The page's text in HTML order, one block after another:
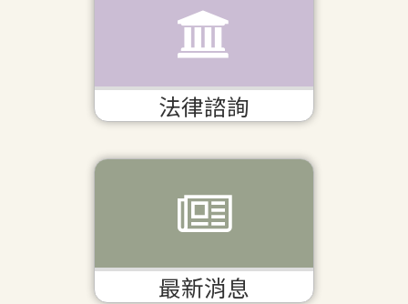
法律諮詢
最新消息